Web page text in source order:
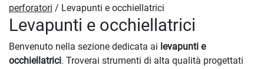
perforatori / Levapunti e occhiellatrici
Levapunti e occhiellatrici
Benvenuto nella sezione dedicata ai levapunti e
occhiellatrici. Troverai strumenti di alta qualità progettati